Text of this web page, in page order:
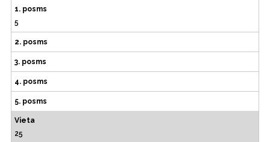
1. posms
5
2. posms
3. posms
4. posms
5. posms
Vieta
25